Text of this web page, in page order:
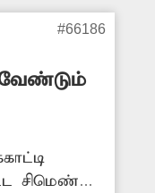
மேலும்,
உணவக
பிடித்து
#66186
சிமெண்டு